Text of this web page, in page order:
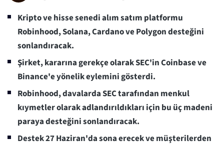
Kripto ve hisse senedi alım satım platformu
Robinhood, Solana, Cardano ve Polygon desteğini
sonlandıracak.
Şirket, kararına gerekçe olarak SEC'in Coinbase ve
Binance'e yönelik eylemini gösterdi.
Robinhood, davalarda SEC tarafından menkul
kıymetler olarak adlandırıldıkları için bu üç madeni
paraya desteğini sonlandıracak.
Destek 27 Haziran'da sona erecek ve müşterilerden